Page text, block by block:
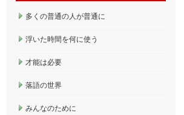
多くの普通の人が普通に
浮いた時間を何に使う
才能は必要
落語の世界
みんなのために